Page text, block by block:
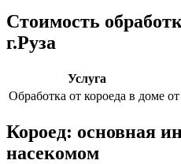
Стоимость
г.Руза
Услуга
Обработка от короеда в доме
Короед: основная
насекомом